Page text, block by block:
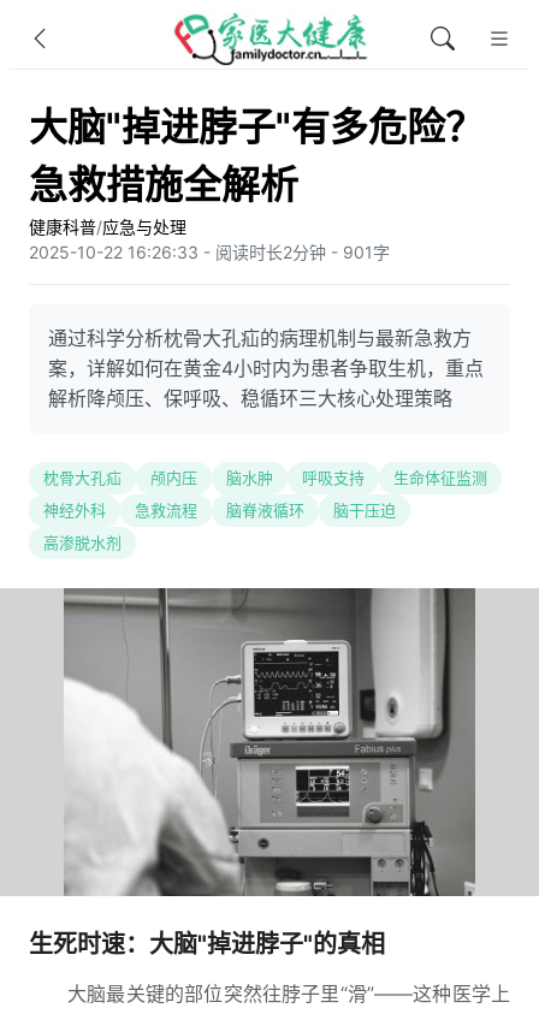
大脑"掉进脖子"有多危险？
急救措施全解析
健康科普/应急与处理
2025-10-22 16:26:33 - 阅读时长2分钟 - 901字
通过科学分析枕骨大孔疝的病理机制与最新急救方
案，详解如何在黄金4小时内为患者争取生机，重点
解析降颅压、保呼吸、稳循环三大核心处理策略
枕骨大孔疝 颅内压 脑水肿 呼吸支持
生命体征监测
神经外科
急救流程 脑脊液循环
脑干压迫
高渗脱水剂
生死时速：大脑"掉进脖子"的真相
大脑最关键的部位突然往脖子里“滑”——这种医学上